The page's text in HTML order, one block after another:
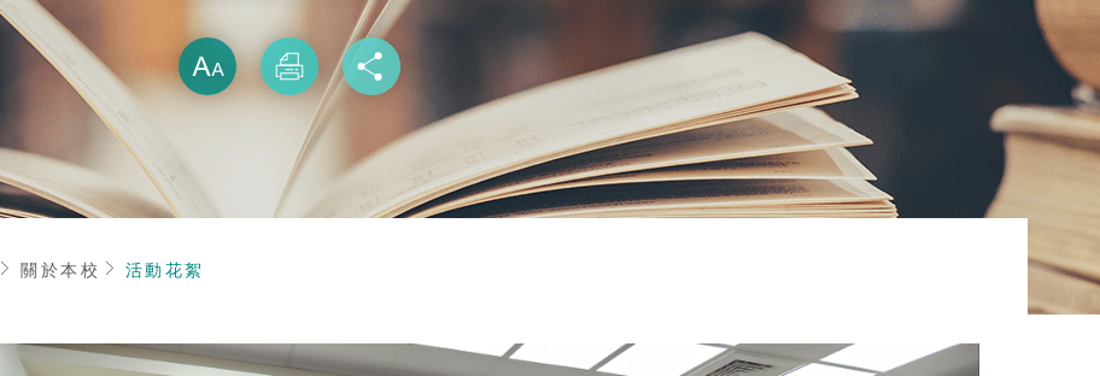
放大
列印
首頁關於本校 活動花絮